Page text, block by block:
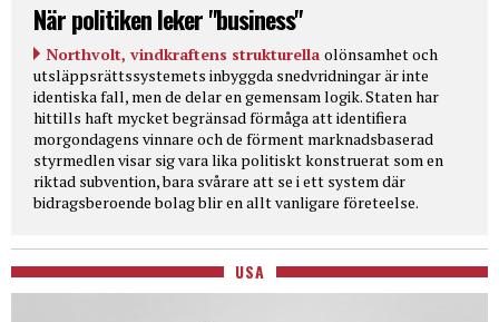
När politiken leker "business"
Northvolt, vindkraftens strukturella olönsamhet och
utsläppsrättssystemets inbyggda snedvridningar är inte
identiska fall, men de delar en gemensam logik. Staten har
hittills haft mycket begränsad förmåga att identifiera
morgondagens vinnare och de förment marknadsbaserad
styrmedlen visar sig vara lika politiskt konstruerat som en
riktad subvention, bara svårare att se i ett system där
bidragsberoende bolag blir en allt vanligare företeelse.
USA